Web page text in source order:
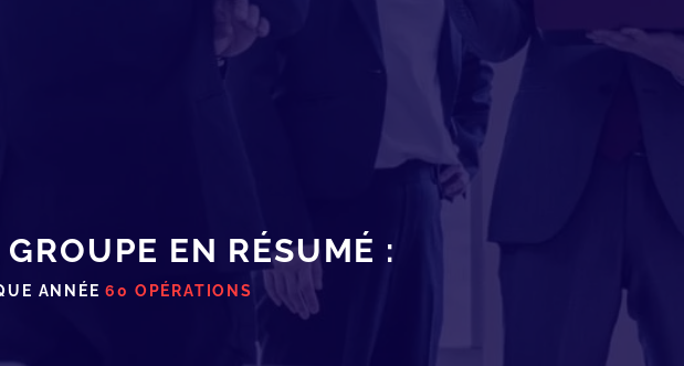
EN RÉSUMÉ :
ANNÉE 60 OPÉRATIONS